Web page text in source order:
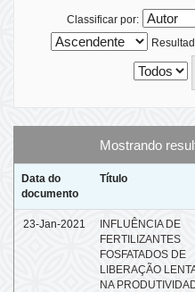
Classificar por:
Mostrando
Data do
documento
Título
23-Jan-2021
INFLUÊNCIA DE
FERTILIZANTES
FOSFATADOS DE
LIBERAÇÃO
NA